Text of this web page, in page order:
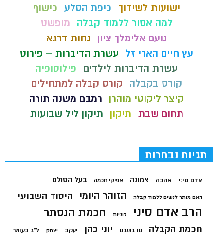
ישועות לשידוך
כיפת הסלע כישוף
למה אסור ללמוד קבלה
מופשט
נועם אלימלך ציון
נחות דרגא
עץ חיים הארי זל
עשרת הדיברות – פירוט
עשרת הדיברות לילדים
פילוסופיה
קורס בקבלה
קורס קבלה למתחילים
קיצר ליקוטי מוהרן
רמבם משנה תורה
תחום שבת תיקון תיקון ליל שבועות
תגיות נבחרות
אדם סיני אהבה אמונה אפיקי חכמה בעל הסולם
האם מותר לנשים ללמוד קבלה הזוהר היומי היסוד השבועי
הרב אדם סיני זוגיות חכמת הנסתר
חכמת הקבלה טו בשבט יוני כהן יעקב יצחק ל"ג בעומר